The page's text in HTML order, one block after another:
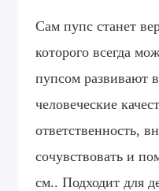
Сам пупс станет
которого всегда
пупсом развивают
человеческие
ответственность,
сочувствовать и
см.. Подходит для